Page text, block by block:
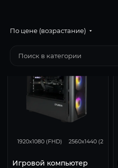
По цене (возрастание)
1920x1080 (FHD) 2560x1440 (2K)
Игровой компьютер